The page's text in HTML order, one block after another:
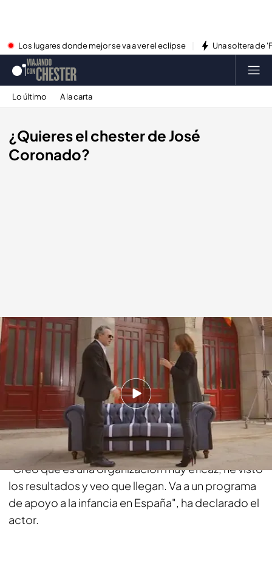
Los lugares donde mejor se va a ver el eclipse Una soltera de
Lo último A la carta
¿Quieres el chester de José
Coronado?
12 ABR 2015 - 23:55h.
Compartir
El dinero de la subasta del chester de José
Coronado irá destinado a 'Ayuda en Acción'.
"Creo que es una organización muy eficaz, he visto
los resultados y veo que llegan. Va a un programa
de apoyo a la infancia en España", ha declarado el
actor.